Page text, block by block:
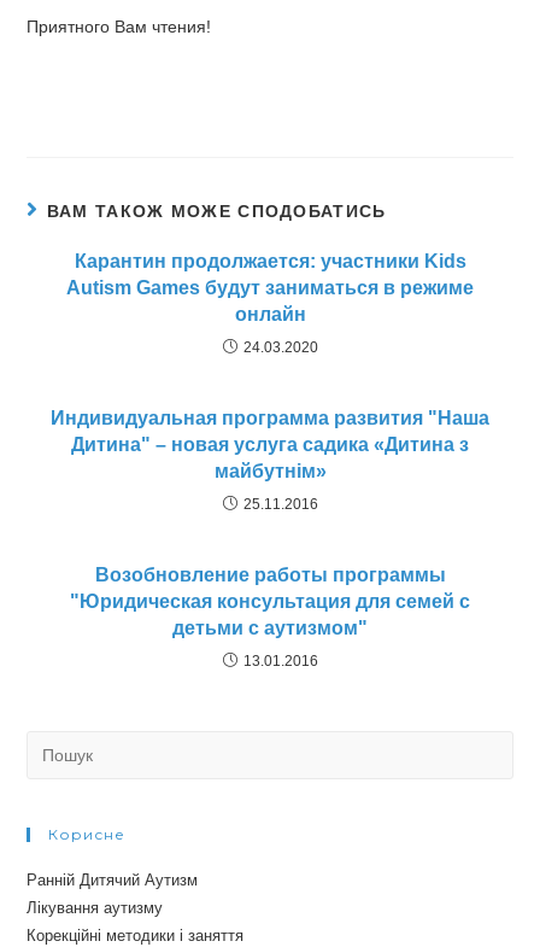
Приятного Вам чтения!
ВАМ ТАКОЖ МОЖЕ СПОДОБАТИСЬ
Карантин продолжается: участники Kids
Autism Games будут заниматься в режиме
онлайн
24.03.2020
Индивидуальная программа развития "Наша
Дитина" – новая услуга садика «Дитина з
майбутнім»
25.11.2016
Возобновление работы программы
"Юридическая консультация для семей с
детьми с аутизмом"
13.01.2016
Корисне
Ранній Дитячий Аутизм
Лікування аутизму
Корекційні методики і заняття